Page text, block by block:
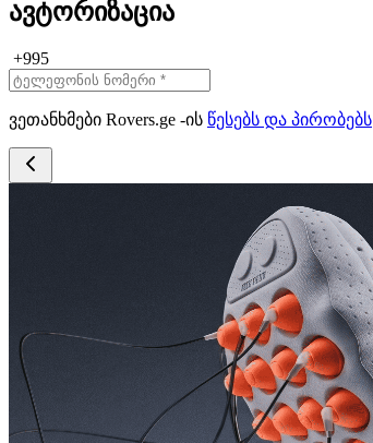
ავტორიზაცია
+995
ვეთანხმები Rovers.ge -ის წესებს და პირობებს